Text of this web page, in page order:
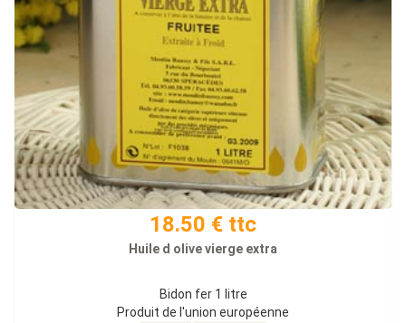
18.50 € ttc
Huile d olive vierge extra
Bidon fer 1 litre
Produit de l'union européenne